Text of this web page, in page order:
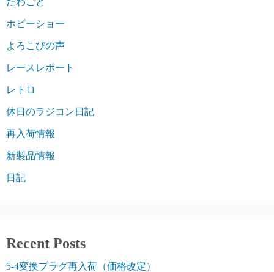
ホビーショー
よろこびの声
レースレポート
レトロ
休日のラジコン日記
再入荷情報
新製品情報
日記
Recent Posts
5-4変換プラグ再入荷（価格改定）